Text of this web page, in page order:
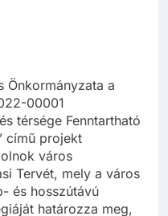
Önkormányzata a
00001
térsége Fenntartható
című projekt
város
Tervét, mely a város
és hosszútávú
határozza meg,